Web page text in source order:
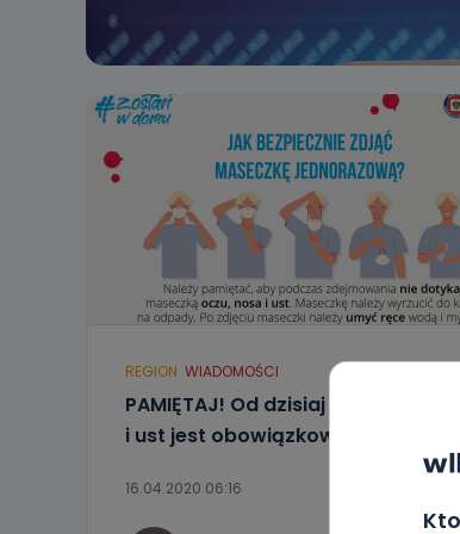
REGION WIADOMOŚCI
PAMIĘTAJ! Od dzisiaj zakrywanie
i ust jest obowiązkowe!
16.04.2020 06:16